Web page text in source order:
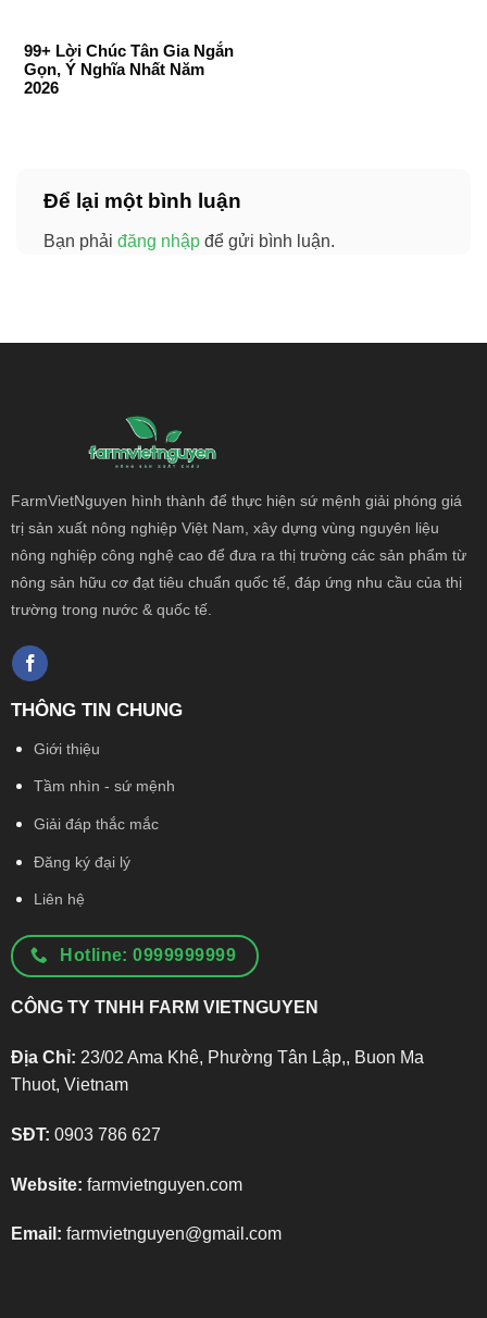
99+ Lời Chúc Tân Gia Ngắn
Gọn, Ý Nghĩa Nhất Năm
2026
Để lại một bình luận
Bạn phải đăng nhập để gửi bình luận.
FarmVietNguyen hình thành để thực hiện sứ mệnh giải phóng giá
trị sản xuất nông nghiệp Việt Nam, xây dựng vùng nguyên liệu
nông nghiệp công nghệ cao để đưa ra thị trường các sản phẩm từ
nông sản hữu cơ đạt tiêu chuẩn quốc tế, đáp ứng nhu cầu của thị
trường trong nước & quốc tế.
THÔNG TIN CHUNG
Giới thiệu
Tầm nhìn - sứ mệnh
Giải đáp thắc mắc
Đăng ký đại lý
Liên hệ
Hotline: 0999999999
CÔNG TY TNHH FARM VIETNGUYEN
Địa Chỉ: 23/02 Ama Khê, Phường Tân Lập,, Buon Ma
Thuot, Vietnam
SĐT: 0903 786 627
Website: farmvietnguyen.com
Email: farmvietnguyen@gmail.com